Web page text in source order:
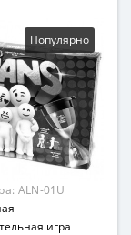
Популярно
ALN-01U
игра